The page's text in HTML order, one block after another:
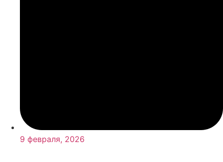
9 февраля, 2026